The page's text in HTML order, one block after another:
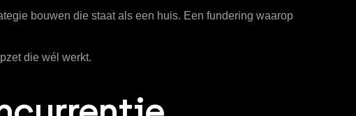
bouwen die staat als een huis. Een fundering waarop
die wél werkt.